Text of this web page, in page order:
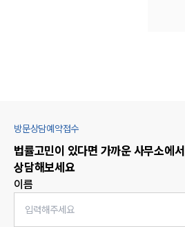
방문상담예약접수
법률고민이 있다면 가까운 사무소에서
상담해보세요
이름